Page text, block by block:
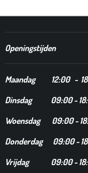
Openingstijden
Maandag 12:00 -
Dinsdag
09:00 -
Woensdag 09:00 -
Donderdag 09:00 -
Vrijdag 09:00 -